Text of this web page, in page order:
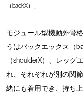
（backX）」
モジュール型機動外骨格
うはバックエックス（
（shoulderX）、レッグ
れ、それぞれが別の関
緒にも着用でき、持ち